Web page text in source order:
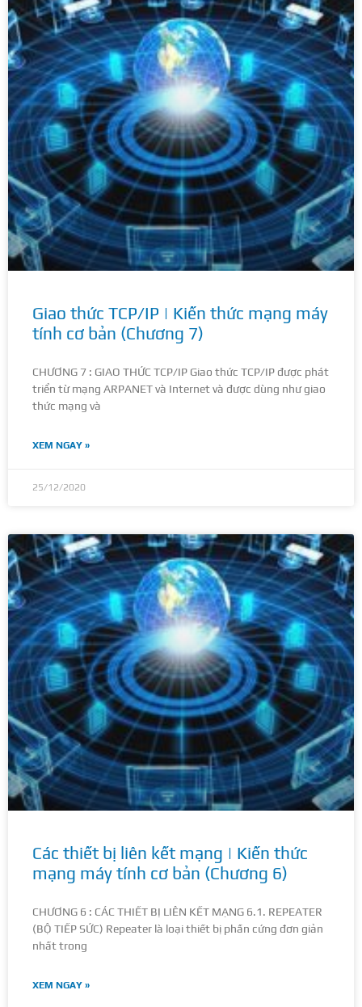
Giao thức TCP/IP | Kiến thức mạng máy
tính cơ bản (Chương 7)
CHƯƠNG 7 : GIAO THỨC TCP/IP Giao thức TCP/IP được phát
triển từ mạng ARPANET và Internet và được dùng như giao
thức mạng và
XEM NGAY »
25/12/2020
Các thiết bị liên kết mạng | Kiến thức
mạng máy tính cơ bản (Chương 6)
CHƯƠNG 6 : CÁC THIẾT BỊ LIÊN KẾT MẠNG 6.1. REPEATER
(BỘ TIẾP SỨC) Repeater là loại thiết bị phần cứng đơn giản
nhất trong
XEM NGAY »